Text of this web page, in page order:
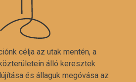
célja az utak mentén, a
álló keresztek
és állaguk megóvása az